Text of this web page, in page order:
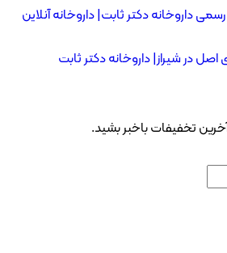
دکتر ثابت| داروخانه آنلاین
شیراز| داروخانه دکتر ثابت
تخفیفات باخبر بشید.